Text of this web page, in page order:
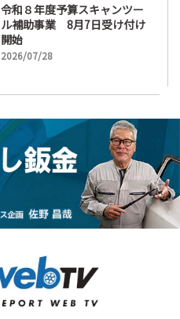
令和８年度予算スキャンツー
ル補助事業 8月7日受け付け
開始
2026/07/28